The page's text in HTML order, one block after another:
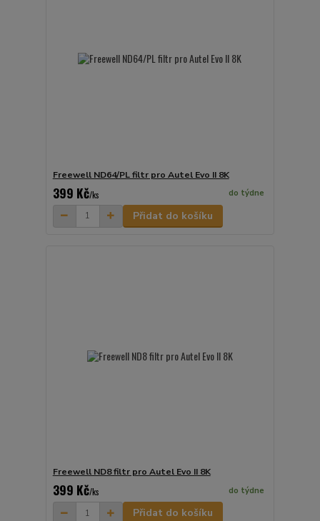
Freewell ND64/PL filtr pro Autel Evo II 8K
399 Kč/ks do týdne
Přidat do košíku
Freewell ND8 filtr pro Autel Evo II 8K
399 Kč/ks do týdne
Přidat do košíku